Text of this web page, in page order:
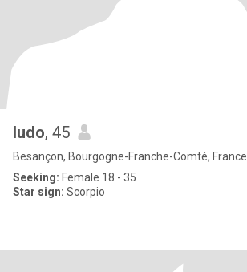
ludo, 45
Besançon, Bourgogne-Franche-Comté, France
Seeking: Female 18 - 35
Star sign: Scorpio